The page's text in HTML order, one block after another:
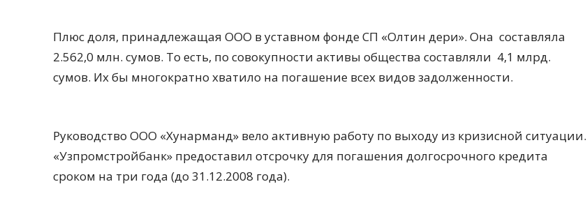
Плюс доля, принадлежащая ООО в уставном фонде СП «Олтин дери». Она составляла
2.562,0 млн. сумов. То есть, по совокупности активы общества составляли 4,1 млрд.
сумов. Их бы многократно хватило на погашение всех видов задолженности.
Руководство ООО «Хунарманд» вело активную работу по выходу из кризисной ситуации.
«Узпромстройбанк» предоставил отсрочку для погашения долгосрочного кредита
сроком на три года (до 31.12.2008 года).